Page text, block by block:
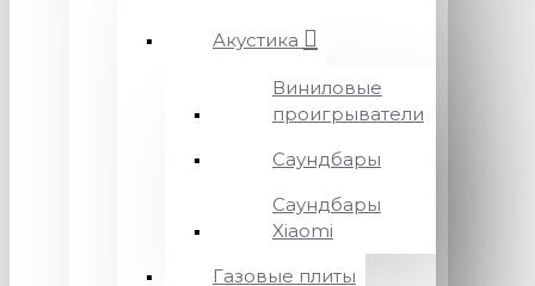
Акустика
Виниловые
проигрыватели
Саундбары
Саундбары
Xiaomi
Газовые плиты